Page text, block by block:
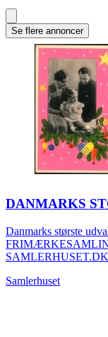
Se flere annoncer
DANMARKS
Danmarks største
SAMLERHUSET.DK
Samlerhuset